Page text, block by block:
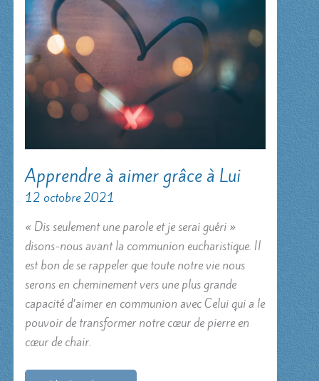
Apprendre à aimer grâce à Lui
12 octobre 2021
« Dis seulement une parole et je serai guéri »
disons-nous avant la communion eucharistique. Il
est bon de se rappeler que toute notre vie nous
serons en cheminement vers une plus grande
capacité d’aimer en communion avec Celui qui a le
pouvoir de transformer notre cœur de pierre en
cœur de chair.